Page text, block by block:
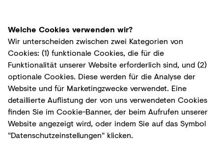
Welche Cookies verwenden wir?
Wir unterscheiden zwischen zwei Kategorien von
Cookies: (1) funktionale Cookies, die für die
Funktionalität unserer Website erforderlich sind, und (2)
optionale Cookies. Diese werden für die Analyse der
Website und für Marketingzwecke verwendet. Eine
detaillierte Auflistung der von uns verwendeten Cookies
finden Sie im Cookie-Banner, der beim Aufrufen unserer
Website angezeigt wird, oder indem Sie auf das Symbol
"Datenschutzeinstellungen" klicken.